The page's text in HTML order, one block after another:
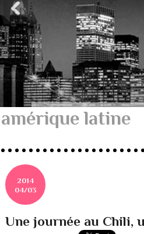
amérique latine
2014
04/03
Une journée au Chili,